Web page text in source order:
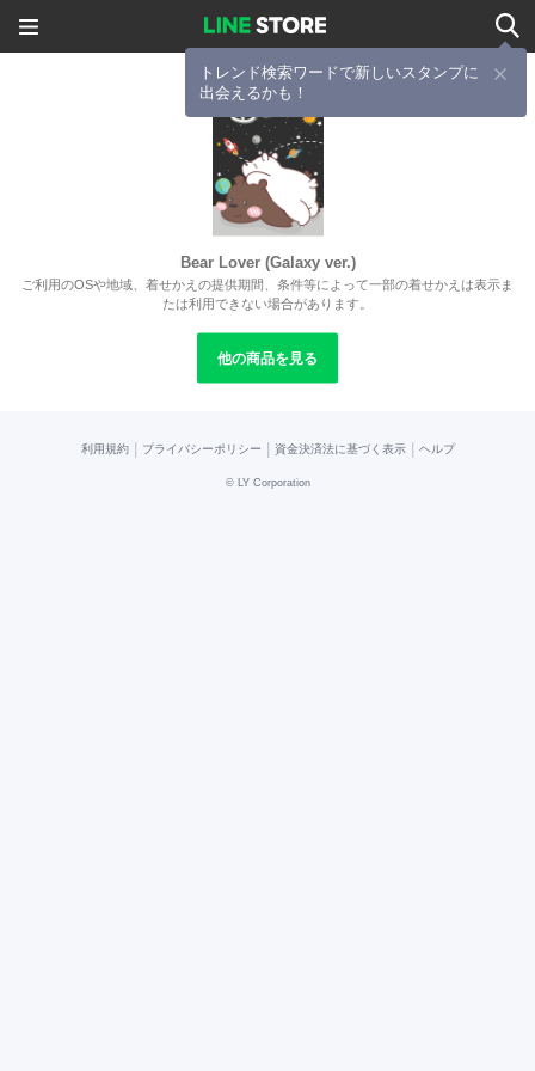
トレンド検索ワードで新しいスタンプに
出会えるかも！
Bear Lover (Galaxy ver.)
ご利用のOSや地域、着せかえの提供期間、条件等によって一部の着せかえは表示ま
たは利用できない場合があります。
他の商品を見る
利用規約 プライバシーポリシー 資金決済法に基づく表示 ヘルプ
© LY Corporation